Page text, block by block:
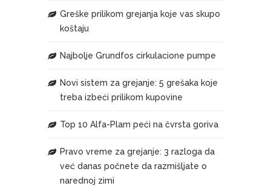
Greške prilikom grejanja koje vas skupo
koštaju
Najbolje Grundfos cirkulacione pumpe
Novi sistem za grejanje: 5 grešaka koje
treba izbeći prilikom kupovine
Top 10 Alfa-Plam peći na čvrsta goriva
Pravo vreme za grejanje: 3 razloga da
već danas počnete da razmišljate o
narednoj zimi